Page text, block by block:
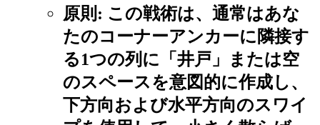
原則: この戦術は、通常はあな
たのコーナーアンカーに隣接す
る1つの列に「井戸」または空
のスペースを意図的に作成し、
下方向および水平方向のスワイ